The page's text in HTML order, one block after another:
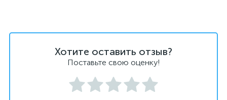
Хотите оставить отзыв?
Поставьте свою оценку!